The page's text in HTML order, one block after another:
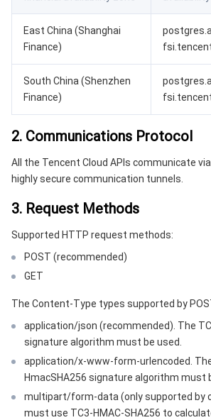
访问管理
操作审计
配置审计
控制中心
云顾问 - 混沌演练
配额中心
资源中心
腾讯云超级应用服务
前端性能监控
云拨测
Prometheus 监控服务
事件总线
云顾问-Tencent RTC 云助手
云 API
腾讯云命令行工具
软件产品生命周期公告
专有云软件
腾讯专有云企业版 TCE
腾讯专有云PaaS平台 TCS
腾讯云数据库
TDSQL
大数据
渠道合作伙伴
消息中心
费用中心
认证信息
政策与规范
第三方
操作系统
East China (Shanghai
Finance)
South China (Shenzhen
Finance)
2. Communications Protocol
All the Tencent Cloud APIs communicate
highly secure communication tunnels.
3. Request Methods
Supported HTTP request methods:
POST (recommended)
GET
The Content-Type types supported by
application/json (recommended). The
signature algorithm must be used.
application/x-www-form-urlencoded.
HmacSHA256 signature algorithm must
multipart/form-data (only supported by
must use TC3-HMAC-SHA256 to